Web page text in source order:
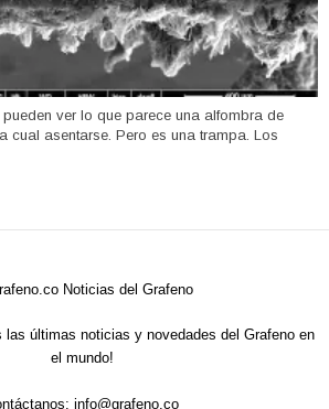
ver lo que parece una alfombra de
cual asentarse. Pero es una trampa. Los
las últimas noticias y novedades del Grafeno en
el mundo!
info@grafeno.co